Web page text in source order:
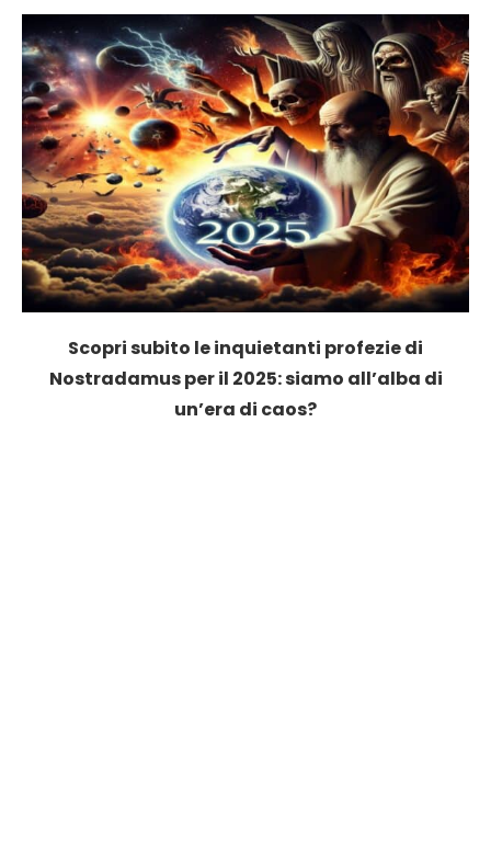
Scopri subito le inquietanti profezie di
Nostradamus per il 2025: siamo all’alba di
un’era di caos?